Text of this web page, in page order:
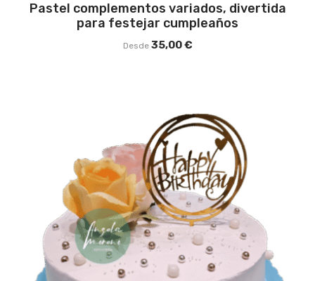
Pastel complementos variados, divertida
para festejar cumpleaños
Desde 35,00€